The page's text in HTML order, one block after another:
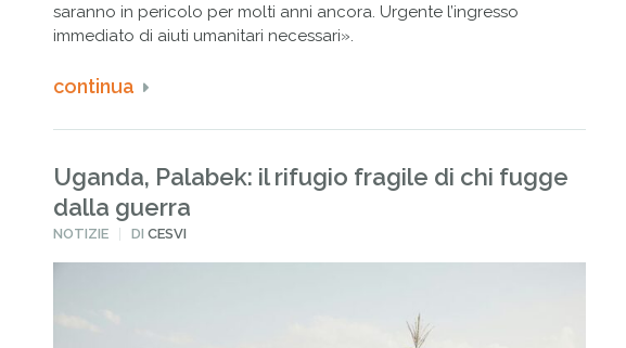
saranno in pericolo per molti anni ancora. Urgente l’ingresso
immediato di aiuti umanitari necessari».
continua
Uganda, Palabek: il rifugio fragile di chi fugge
dalla guerra
PUBBLICATO
NOTIZIE DICESVI